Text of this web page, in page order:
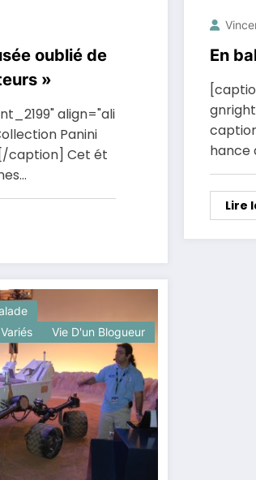
oublié de
»
align="ali
Panini
caption] Cet ét
En
hance
Lire
Vie D'un Blogueur